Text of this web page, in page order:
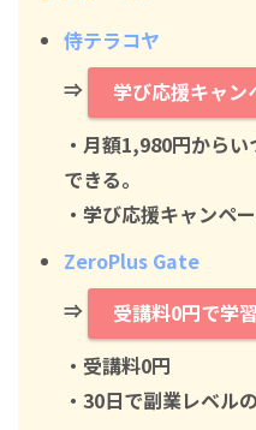
侍テラコヤ
⇒
学び応援キャン
・月額1,980円から
できる。
・学び応援キャンペ
ZeroPlus Gate
⇒
受講料0円で学
・ 受講料0円
・30日で副業レベル